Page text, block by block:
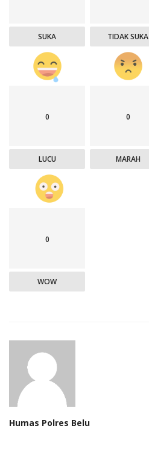
SUKA TIDAK SUKA
0
LUCU
0
MARAH
0
WOW
Humas Polres Belu